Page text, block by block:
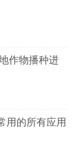
作物播种进
用的所有应用